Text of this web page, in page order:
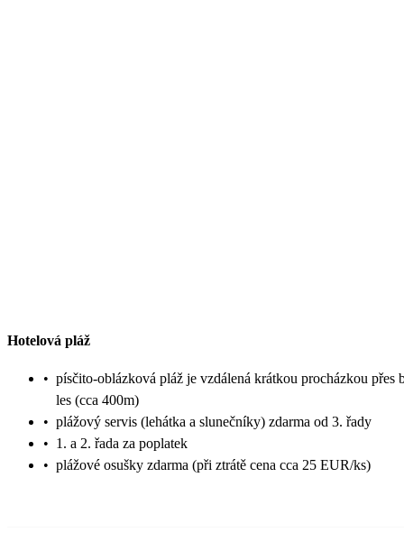
Hotelová pláž
• písčito-oblázková pláž je vzdálená krátkou procházkou přes
les (cca 400m)
• plážový servis (lehátka a slunečníky) zdarma od 3. řady
• 1. a 2. řada za poplatek
• plážové osušky zdarma (při ztrátě cena cca 25 EUR/ks)